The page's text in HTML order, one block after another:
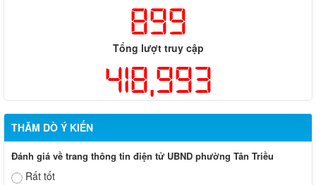
899
Tổng lượt truy cập
418,993
THĂM DÒ Ý KIẾN
Đánh giá về trang thông tin điện tử UBND phường Tân Triều
Rất tốt